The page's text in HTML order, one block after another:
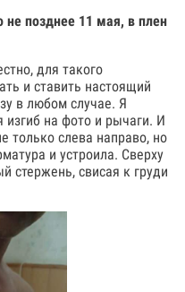
позднее 11 мая, в плен
для такого
и ставить настоящий
в любом случае. Я
на фото и рычаги. И
только слева направо, но
и устроила. Сверху
стержень, свисая к груди